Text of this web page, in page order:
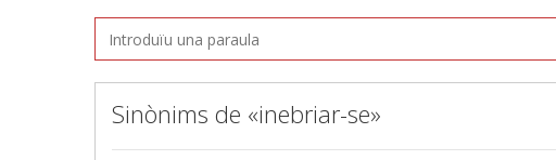
Sinònims de «inebriar-se»